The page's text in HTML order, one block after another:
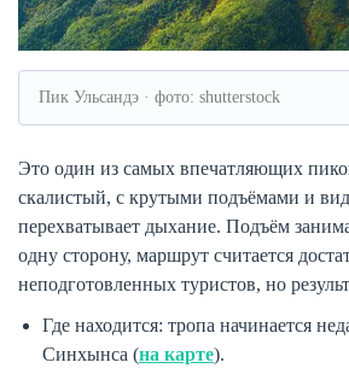
Пик Ульсандэ · фото: shutterstock
Это один из самых впечатляющих
скалистый, с крутыми подъёмами и
перехватывает дыхание. Подъём
одну сторону, маршрут считается
неподготовленных туристов, но
Где находится: тропа начинается
Синхынса (на карте).